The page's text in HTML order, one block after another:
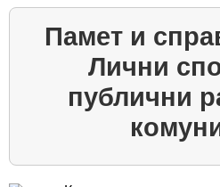
Памет и
Лични
публични